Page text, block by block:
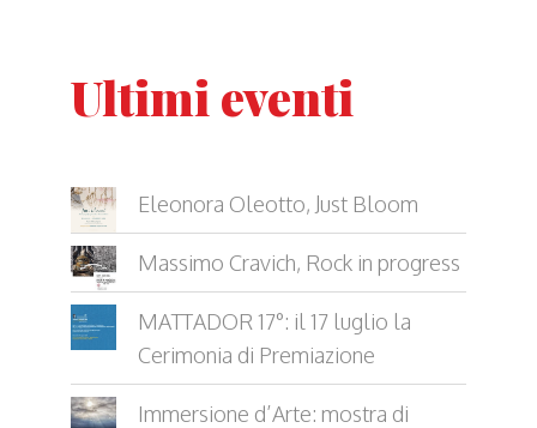
Ultimi eventi
Eleonora Oleotto, Just Bloom
Massimo Cravich, Rock in progress
MATTADOR 17°: il 17 luglio la
Cerimonia di Premiazione
Immersione d’Arte: mostra di